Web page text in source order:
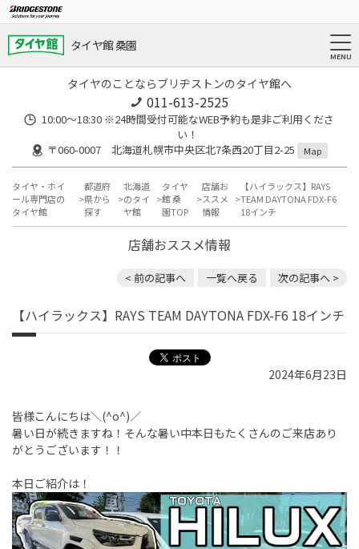
タイヤ館 桑園
タイヤのことならブリヂストンのタイヤ館へ
011-613-2525
10:00～18:30 ※24時間受付可能なWEB予約も是非ご利用くださ
い！
〒060-0007 北海道札幌市中央区北7条西20丁目2-25
Map
タイヤ・ホイ
ール専門店の
タイヤ館
都道府
県から
探す
北海道
のタイ
ヤ館
タイヤ
館 桑
園TOP
店舗お
ススメ
情報
【ハイラックス】RAYS
TEAM DAYTONA FDX-F6
18インチ
店舗おススメ情報
< 前の記事へ 一覧へ戻る 次の記事へ >
【ハイラックス】RAYS TEAM DAYTONA FDX-F6 18インチ
2024年6月23日
皆様こんにちは＼(^o^)／
暑い日が続きますね！そんな暑い中本日もたくさんのご来店あり
がとうございます！！
本日ご紹介は！